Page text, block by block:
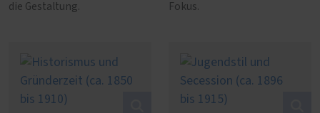
die Gestaltung.
Fokus.